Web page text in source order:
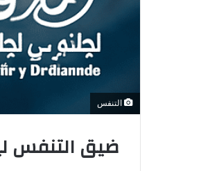
التنفس
ضيق التنفس